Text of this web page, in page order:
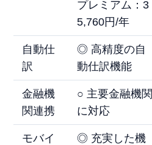
プレミアム：3
5,760円/年
自動仕
訳
◎ 高精度の自
動仕訳機能
金融機
関連携
○ 主要金融機関
に対応
モバイ
◎ 充実した機